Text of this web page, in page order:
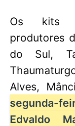
Os kits
produtores
do Sul,
Alves,
segunda-
Edvaldo